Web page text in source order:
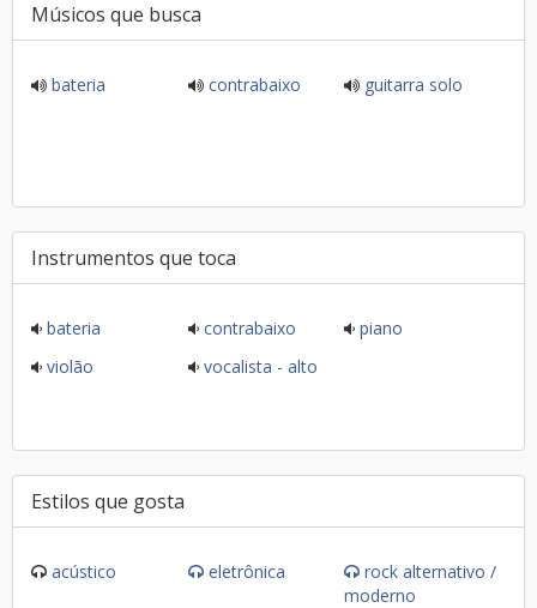
Músicos que busca
bateria contrabaixo guitarra solo
Instrumentos que toca
bateria contrabaixo
piano
violão
vocalista - alto
Estilos que gosta
acústico eletrônica
rock alternativo /
moderno